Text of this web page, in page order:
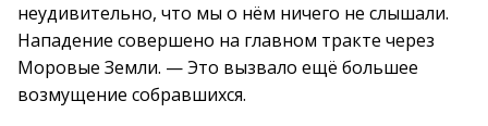
неудивительно, что мы о нём ничего не слышали.
Нападение совершено на главном тракте через
Моровые Земли. — Это вызвало ещё большее
возмущение собравшихся.